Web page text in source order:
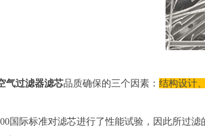
气过滤器滤芯品质确保的三个因素： 结构设计
际标准对滤芯进行了性能试验，因此所过滤